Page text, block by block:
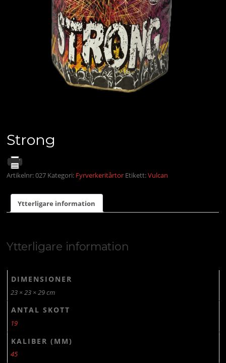
Strong
Artikelnr:027 Kategori: Fyrverkeritårtor Etikett:Vulcan
Ytterligare information
Ytterligare information
DIMENSIONER
23 × 23 × 29 cm
ANTAL SKOTT
19
KALIBER (MM)
45